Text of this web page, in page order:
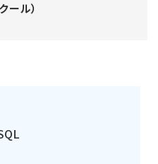
ール）